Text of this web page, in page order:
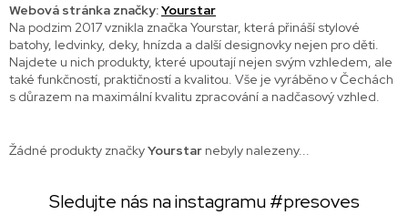
Webová stránka značky:Yourstar
Na podzim 2017 vznikla značka Yourstar, která přináší stylové
batohy, ledvinky, deky, hnízda a další designovky nejen pro děti.
Najdete u nich produkty, které upoutají nejen svým vzhledem, ale
také funkčností, praktičností a kvalitou. Vše je vyráběno v Čechách
s důrazem na maximální kvalitu zpracování a nadčasový vzhled.
Žádné produkty značkyYourstar nebyly nalezeny...
Sledujte nás na instagramu#presoves